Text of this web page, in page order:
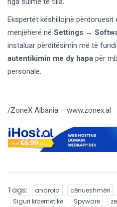
Ekspertët këshillojnë përdoruesit
menjëherë në Settings →
instaluar përditësimin më të
autentikimin me dy hapa për
personale.
/ZoneX Albania – www.zonex.al
Tags: android cënueshmëri
Siguri kibernetike
Spyware